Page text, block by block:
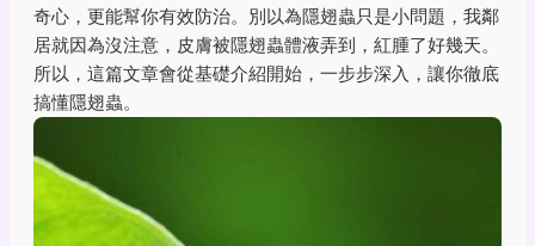
奇心，更能幫你有效防治。別以為隱翅蟲只是小問題，我鄰
居就因為沒注意，皮膚被隱翅蟲體液弄到，紅腫了好幾天。
所以，這篇文章會從基礎介紹開始，一步步深入，讓你徹底
搞懂隱翅蟲。